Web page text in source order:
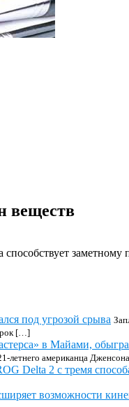
веществ
заметному
под угрозой срыва
[…]
в Майами,
летнего американца
Delta 2 с тремя
возможности